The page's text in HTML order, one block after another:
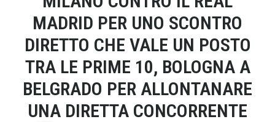
MADRID PER UNO SCONTRO
DIRETTO CHE VALE UN POSTO
TRA LE PRIME 10, BOLOGNA A
BELGRADO PER ALLONTANARE
UNA DIRETTA CONCORRENTE